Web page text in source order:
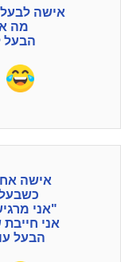
אישה
מה
הבעל
אישה
"אני
אני
הבעל